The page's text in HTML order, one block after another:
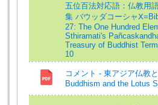
五位百法対応語：仏教用
集 バウッダコーシャ
27: The One Hundred
Sthiramati's
Treasury of Buddhist
10
コメント - 東アジア仏教
Buddhism and the Lotus